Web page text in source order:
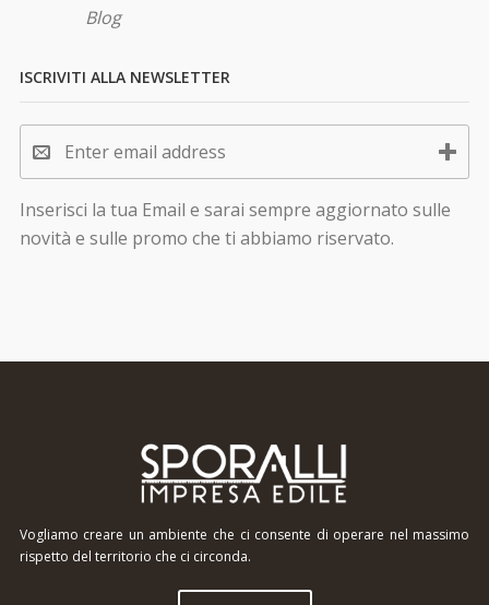
Blog
ISCRIVITI ALLA NEWSLETTER
Inserisci la tua Email e sarai sempre aggiornato sulle
novità e sulle promo che ti abbiamo riservato.
Vogliamo creare un ambiente che ci consente di operare nel massimo
rispetto del territorio che ci circonda.